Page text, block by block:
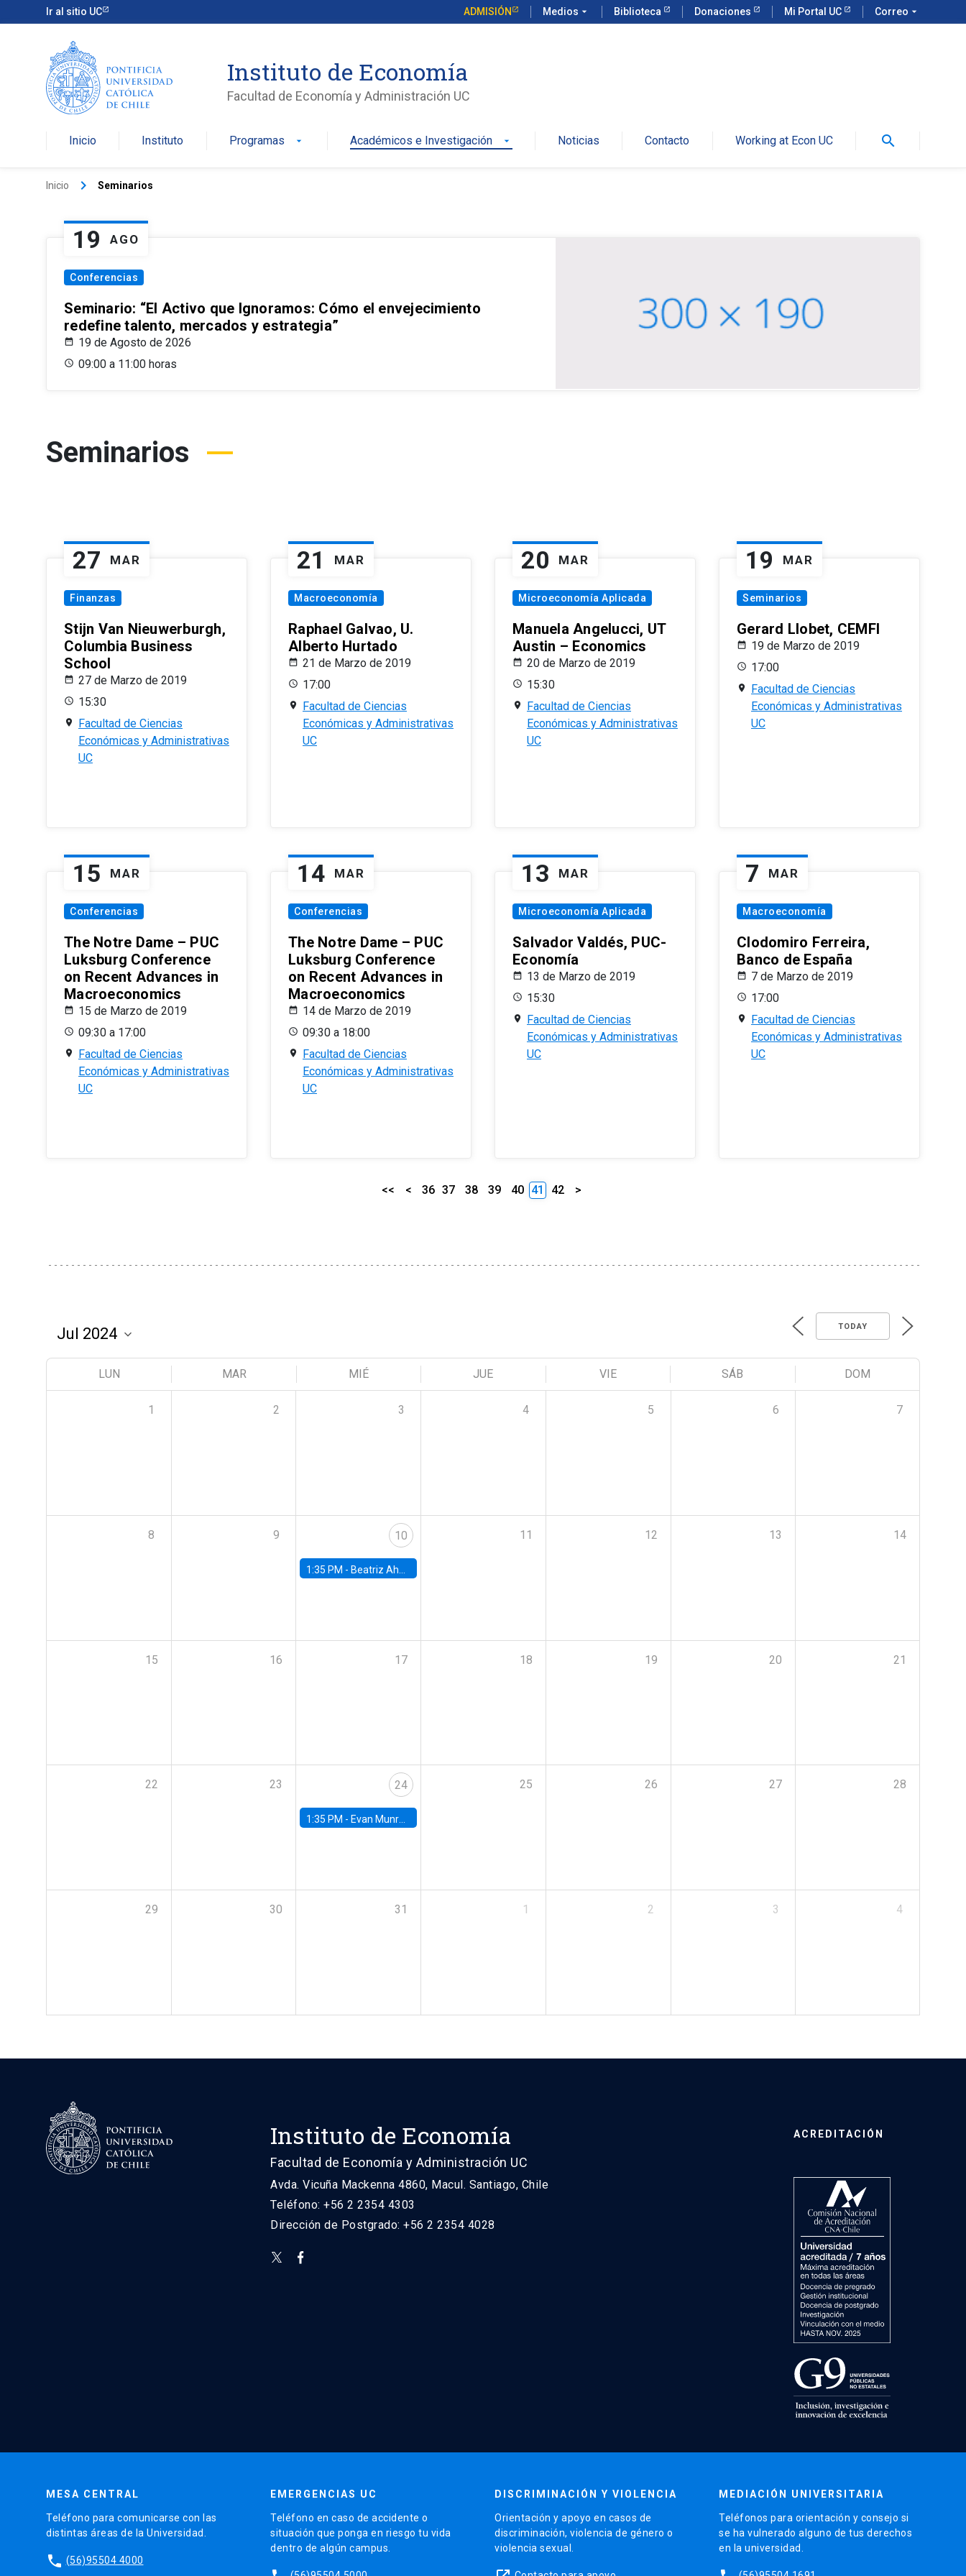
Ir al sitio UC ADMISIÓN Medios arrow_drop_down Biblioteca Donaciones Mi Portal UC Correo arrow_drop_down
Instituto de Economía
Facultad de Economía y Administración UC
Inicio Instituto Programas arrow_drop_down Académicos e Investigación arrow_drop_down Noticias Contacto Working at Econ UC search
Inicio keyboard_arrow_right Seminarios
19 AGO
Conferencias
Seminario: “El Activo que Ignoramos: Cómo el envejecimiento
redefine talento, mercados y estrategia”
19 de Agosto de 2026
09:00 a 11:00 horas
Seminarios
27 MAR
Finanzas
Stijn Van Nieuwerburgh,
Columbia Business
School
27 de Marzo de 2019
15:30
Facultad de Ciencias
Económicas y Administrativas
UC
21 MAR
Macroeconomía
Raphael Galvao, U.
Alberto Hurtado
21 de Marzo de 2019
17:00
Facultad de Ciencias
Económicas y Administrativas
UC
20 MAR
Microeconomía Aplicada
Manuela Angelucci, UT
Austin – Economics
20 de Marzo de 2019
15:30
Facultad de Ciencias
Económicas y Administrativas
UC
19 MAR
Seminarios
Gerard Llobet, CEMFI
19 de Marzo de 2019
17:00
Facultad de Ciencias
Económicas y Administrativas
UC
15 MAR
Conferencias
The Notre Dame – PUC
Luksburg Conference
on Recent Advances in
Macroeconomics
15 de Marzo de 2019
09:30 a 17:00
Facultad de Ciencias
Económicas y Administrativas
UC
14 MAR
Conferencias
The Notre Dame – PUC
Luksburg Conference
on Recent Advances in
Macroeconomics
14 de Marzo de 2019
09:30 a 18:00
Facultad de Ciencias
Económicas y Administrativas
UC
13 MAR
Microeconomía Aplicada
Salvador Valdés, PUC-
Economía
13 de Marzo de 2019
15:30
Facultad de Ciencias
Económicas y Administrativas
UC
7 MAR
Macroeconomía
Clodomiro Ferreira,
Banco de España
7 de Marzo de 2019
17:00
Facultad de Ciencias
Económicas y Administrativas
UC
<< < 36 37 38 39 40 41 42 >
TODAY
LUN MAR MIÉ JUE VIE SÁB DOM
1 2 3 4 5 6 7
8 9 10
1:35 PM - Beatriz Ahumada, PhD candidate, Universidad de Pittsburgh
11 12 13 14
15 16 17 18 19 20 21
22 23 24
1:35 PM - Evan Munro, Neyman Visiting Assistant Professor in the Department of Statistics at UC Berkeley
25 26 27 28
29 30 31 1 2 3 4
Instituto de Economía
Facultad de Economía y Administración UC
Avda. Vicuña Mackenna 4860, Macul. Santiago, Chile
Teléfono: +56 2 2354 4303
Dirección de Postgrado: +56 2 2354 4028
ACREDITACIÓN
MESA CENTRAL
Teléfono para comunicarse con las
distintas áreas de la Universidad.
phone (56)95504 4000
EMERGENCIAS UC
Teléfono en caso de accidente o
situación que ponga en riesgo tu vida
dentro de algún campus.
DISCRIMINACIÓN Y VIOLENCIA
Orientación y apoyo en casos de
discriminación, violencia de género o
violencia sexual.
MEDIACIÓN UNIVERSITARIA
Teléfonos para orientación y consejo si
se ha vulnerado alguno de tus derechos
en la universidad.